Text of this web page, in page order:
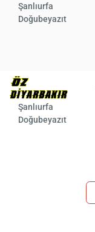
Şanlıurfa
Doğubeyazıt
Şanlıurfa
Doğubeyazıt